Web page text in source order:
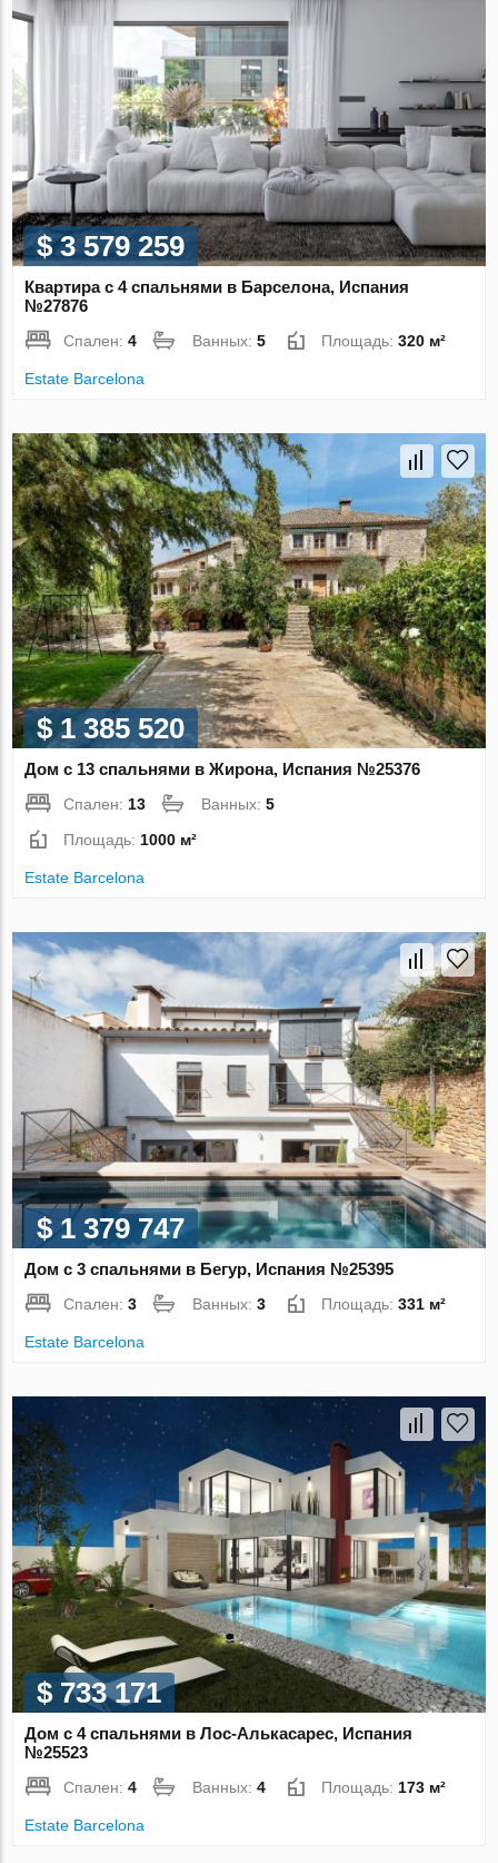
$ 3 579 259
Квартира с 4 спальнями в Барселона, Испания
№27876
Спален:4 Ванных:5 Площадь:320 м²
Estate Barcelona
$ 1 385 520
Дом с 13 спальнями в Жирона, Испания №25376
Спален:13 Ванных:5
Площадь:1000 м²
Estate Barcelona
$ 1 379 747
Дом с 3 спальнями в Бегур, Испания №25395
Спален:3 Ванных:3 Площадь:331 м²
Estate Barcelona
$ 733 171
Дом с 4 спальнями в Лос-Алькасарес, Испания
№25523
Спален:4 Ванных:4 Площадь: 173 м²
Estate Barcelona